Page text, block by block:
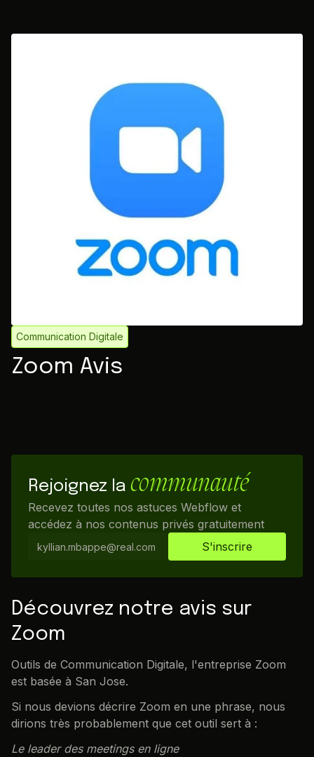
Communication Digitale
Zoom Avis
Découvrez notre avis sur
Zoom
Outils de Communication Digitale, l'entreprise Zoom
est basée à San Jose.
Si nous devions décrire Zoom en une phrase, nous
dirions très probablement que cet outil sert à :
Le leader des meetings en ligne
Rejoignez la communauté
Recevez toutes nos astuces Webflow et
accédez à nos contenus privés gratuitement